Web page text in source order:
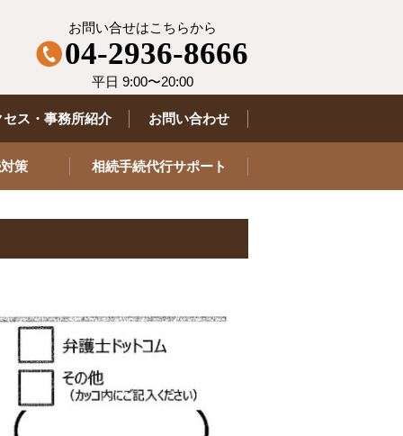
お問い合せはこちらから
04-2936-8666
平日 9:00〜20:00
セス・事務所紹介 お問い合わせ
策 相続手続代行サポート